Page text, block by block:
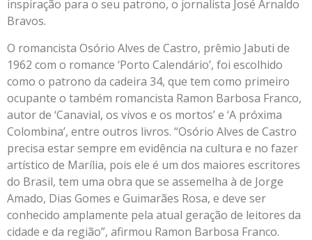
inspiração para o seu patrono, o jornalista José Arnaldo
Bravos.
O romancista Osório Alves de Castro, prêmio Jabuti de
1962 com o romance ‘Porto Calendário’, foi escolhido
como o patrono da cadeira 34, que tem como primeiro
ocupante o também romancista Ramon Barbosa Franco,
autor de ‘Canavial, os vivos e os mortos’ e ‘A próxima
Colombina’, entre outros livros. “Osório Alves de Castro
precisa estar sempre em evidência na cultura e no fazer
artístico de Marília, pois ele é um dos maiores escritores
do Brasil, tem uma obra que se assemelha à de Jorge
Amado, Dias Gomes e Guimarães Rosa, e deve ser
conhecido amplamente pela atual geração de leitores da
cidade e da região”, afirmou Ramon Barbosa Franco.